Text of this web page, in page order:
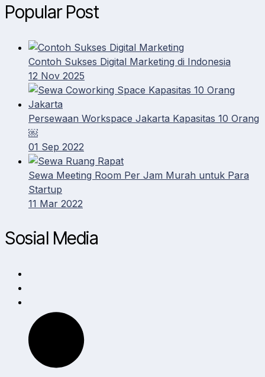
Popular Post
Contoh Sukses Digital Marketing di Indonesia
12 Nov 2025
Persewaan Workspace Jakarta Kapasitas 10 Orang
￼
01 Sep 2022
Sewa Meeting Room Per Jam Murah untuk Para
Startup
11 Mar 2022
Sosial Media